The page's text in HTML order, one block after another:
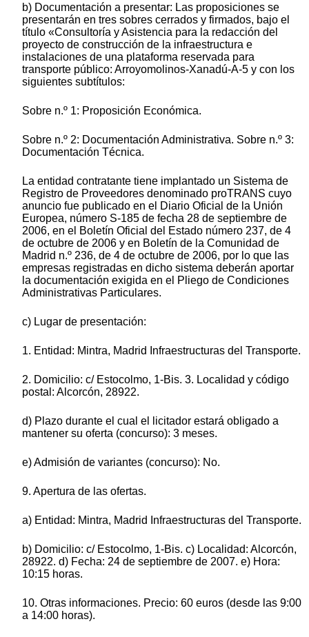
b) Documentación a presentar: Las proposiciones se
presentarán en tres sobres cerrados y firmados, bajo el
título «Consultoría y Asistencia para la redacción del
proyecto de construcción de la infraestructura e
instalaciones de una plataforma reservada para
transporte público: Arroyomolinos-Xanadú-A-5 y con los
siguientes subtítulos:
Sobre n.º 1: Proposición Económica.
Sobre n.º 2: Documentación Administrativa. Sobre n.º 3:
Documentación Técnica.
La entidad contratante tiene implantado un Sistema de
Registro de Proveedores denominado proTRANS cuyo
anuncio fue publicado en el Diario Oficial de la Unión
Europea, número S-185 de fecha 28 de septiembre de
2006, en el Boletín Oficial del Estado número 237, de 4
de octubre de 2006 y en Boletín de la Comunidad de
Madrid n.º 236, de 4 de octubre de 2006, por lo que las
empresas registradas en dicho sistema deberán aportar
la documentación exigida en el Pliego de Condiciones
Administrativas Particulares.
c) Lugar de presentación:
1. Entidad: Mintra, Madrid Infraestructuras del Transporte.
2. Domicilio: c/ Estocolmo, 1-Bis. 3. Localidad y código
postal: Alcorcón, 28922.
d) Plazo durante el cual el licitador estará obligado a
mantener su oferta (concurso): 3 meses.
e) Admisión de variantes (concurso): No.
9. Apertura de las ofertas.
a) Entidad: Mintra, Madrid Infraestructuras del Transporte.
b) Domicilio: c/ Estocolmo, 1-Bis. c) Localidad: Alcorcón,
28922. d) Fecha: 24 de septiembre de 2007. e) Hora:
10:15 horas.
10. Otras informaciones. Precio: 60 euros (desde las 9:00
a 14:00 horas).